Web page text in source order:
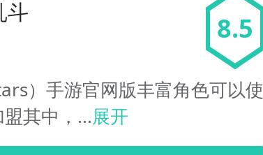
斗 8.5
）手游官网版丰富角色可以使
其中，...展开